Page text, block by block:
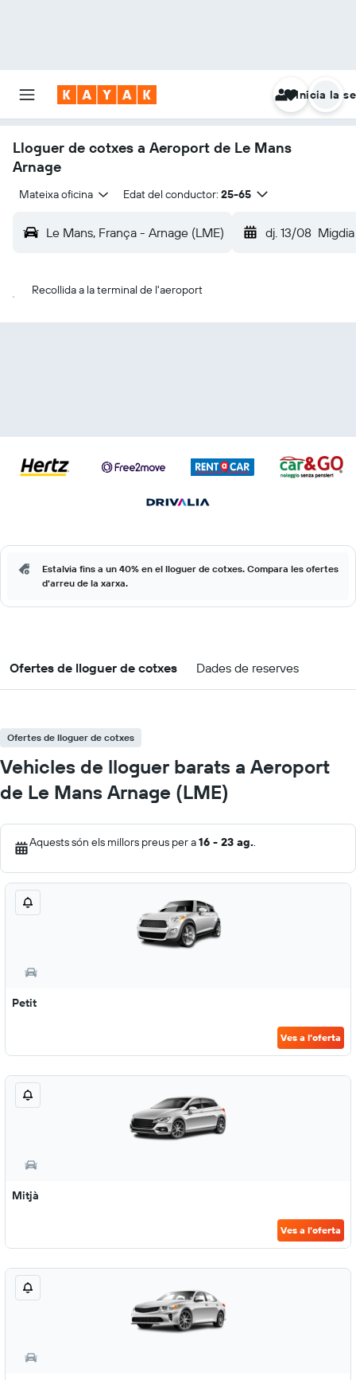
Inicia la
Lloguer de cotxes a Aeroport de Le Mans
Arnage
Mateixa oficina Edat del conductor: 25-65
Le Mans, França - Arnage (LME) dj. 13/08 Migdia
Recollida a la terminal de l'aeroport
Estalvia fins a un 40% en el lloguer de cotxes. Compara les ofertes
d'arreu de la xarxa.
Ofertes de lloguer de cotxes Dades de reserves
Ofertes de lloguer de cotxes
Vehicles de lloguer barats a Aeroport
de Le Mans Arnage (LME)
Aquests són els millors preus per a16 - 23 ag..
Petit
Ves a l'oferta
Mitjà
Ves a l'oferta